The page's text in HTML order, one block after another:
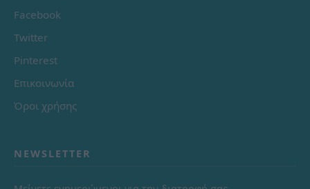
Facebook
Twitter
Pinterest
Επικοινωνία
Όροι χρήσης
NEWSLETTER